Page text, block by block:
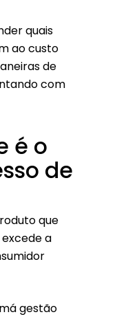
quais
ao custo
de
com
é o
de
que
a
gestão